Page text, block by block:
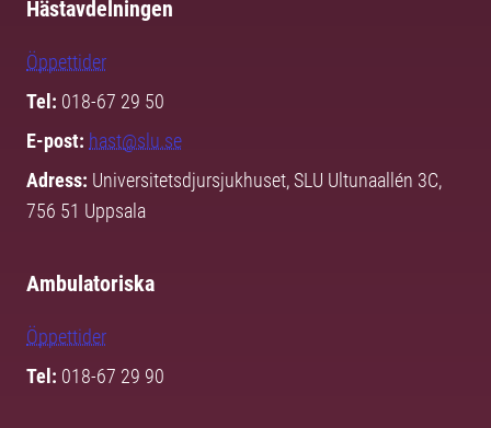
Hästavdelningen
Öppettider
Tel: 018-67 29 50
E-post: hast@slu.se
Adress: Universitetsdjursjukhuset, SLU Ultunaallén 3C,
756 51 Uppsala
Ambulatoriska
Öppettider
Tel: 018-67 29 90